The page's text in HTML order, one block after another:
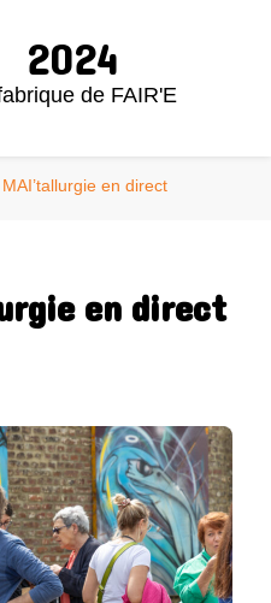
2024de FAIR'E
en direct
en direct